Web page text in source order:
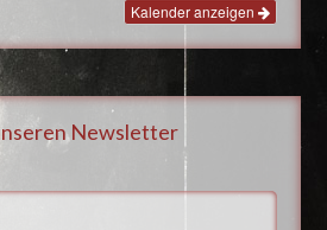
Kalender anzeigen
Newsletter